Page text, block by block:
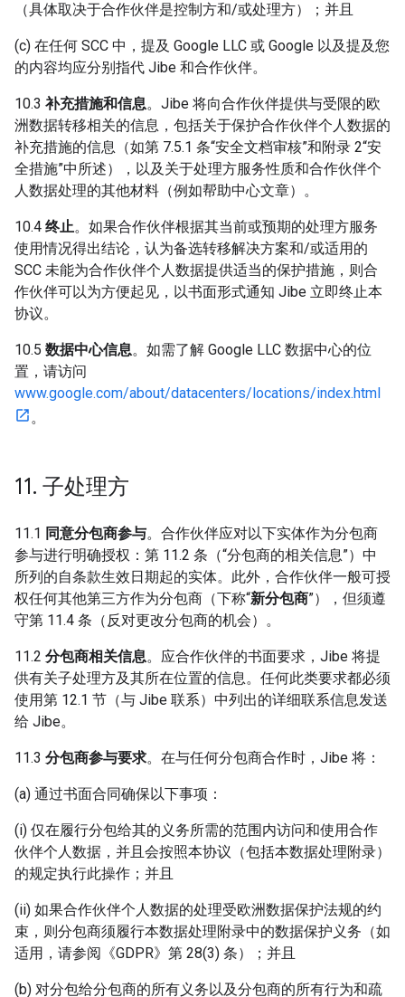
（具体取决于合作伙伴是控制方和/或处理方）；并且
(c) 在任何 SCC 中，提及 Google LLC 或 Google 以及提及您
的内容均应分别指代 Jibe 和合作伙伴。
10.3 补充措施和信息。Jibe 将向合作伙伴提供与受限的欧
洲数据转移相关的信息，包括关于保护合作伙伴个人数据的
补充措施的信息（如第 7.5.1 条“安全文档审核”和附录 2“安
全措施”中所述），以及关于处理方服务性质和合作伙伴个
人数据处理的其他材料（例如帮助中心文章）。
10.4 终止。如果合作伙伴根据其当前或预期的处理方服务
使用情况得出结论，认为备选转移解决方案和/或适用的
SCC 未能为合作伙伴个人数据提供适当的保护措施，则合
作伙伴可以为方便起见，以书面形式通知 Jibe 立即终止本
协议。
10.5 数据中心信息。如需了解 Google LLC 数据中心的位
置，请访问
www.google.com/about/datacenters/locations/index.html
。
11. 子处理方
11.1 同意分包商参与。合作伙伴应对以下实体作为分包商
参与进行明确授权：第 11.2 条（“分包商的相关信息”）中
所列的自条款生效日期起的实体。此外，合作伙伴一般可授
权任何其他第三方作为分包商（下称“新分包商”），但须遵
守第 11.4 条（反对更改分包商的机会）。
11.2 分包商相关信息。应合作伙伴的书面要求，Jibe 将提
供有关子处理方及其所在位置的信息。任何此类要求都必须
使用第 12.1 节（与 Jibe 联系）中列出的详细联系信息发送
给 Jibe。
11.3 分包商参与要求。在与任何分包商合作时，Jibe 将：
(a) 通过书面合同确保以下事项：
(i) 仅在履行分包给其的义务所需的范围内访问和使用合作
伙伴个人数据，并且会按照本协议（包括本数据处理附录）
的规定执行此操作；并且
(ii) 如果合作伙伴个人数据的处理受欧洲数据保护法规的约
束，则分包商须履行本数据处理附录中的数据保护义务（如
适用，请参阅《GDPR》第 28(3) 条）；并且
(b) 对分包给分包商的所有义务以及分包商的所有行为和疏